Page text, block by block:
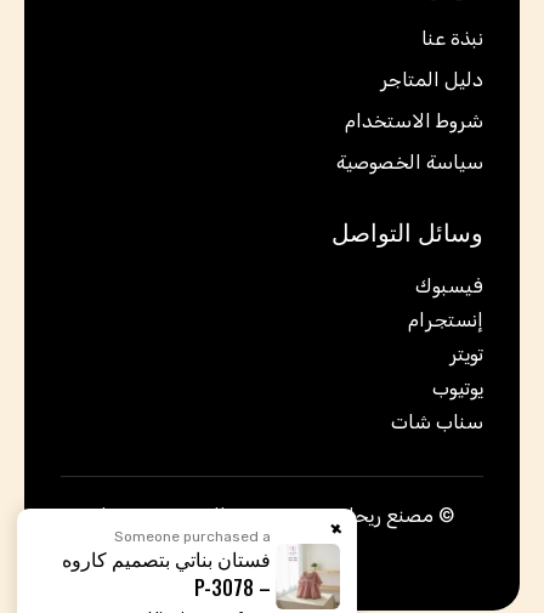
نبذة عنا
دليل المتاجر
شروط الاستخدام
سياسة الخصوصية
وسائل التواصل
فيسبوك
إنستجرام
تويتر
يوتيوب
سناب شات
© مصنع ريحان ٢٠٠٥ – جميع الحقوق محفوظة
Someone purchased a
فستان بناتي بتصميم كاروه
– P-3078